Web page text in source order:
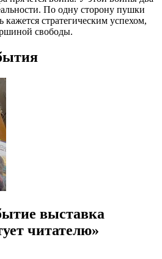
По одну сторону пушки
кажется стратегическим успехом,
свободы.
выставка
читателю»